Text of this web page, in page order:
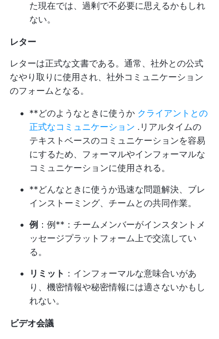
た現在では、過剰で不必要に思えるかもしれ
ない。
レター
レターは正式な文書である。通常、社外との公式
なやり取りに使用され、社外コミュニケーション
のフォームとなる。
**どのようなときに使うか クライアントとの
正式なコミュニケーション .リアルタイムの
テキストベースのコミュニケーションを容易
にするため、フォーマルやインフォーマルな
コミュニケーションに使用される。
**どんなときに使うか迅速な問題解決、ブレ
インストーミング、チームとの共同作業。
例 ：例**：チームメンバーがインスタントメ
ッセージプラットフォーム上で交流してい
る。
リミット ：インフォーマルな意味合いがあ
り、機密情報や秘密情報には適さないかもし
れない。
ビデオ会議